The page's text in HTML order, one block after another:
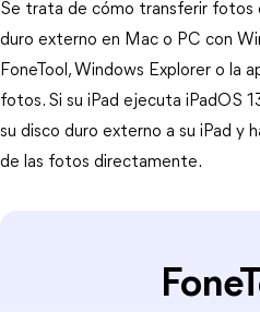
Se trata de cómo transferir fotos
duro externo en Mac o PC con
FoneTool, Windows Explorer o la
fotos. Si su iPad ejecuta iPadOS
su disco duro externo a su iPad y
de las fotos directamente.